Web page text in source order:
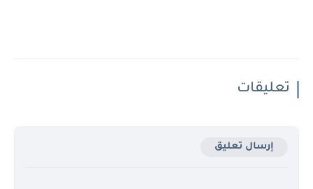
تعليقات
إرسال تعليق